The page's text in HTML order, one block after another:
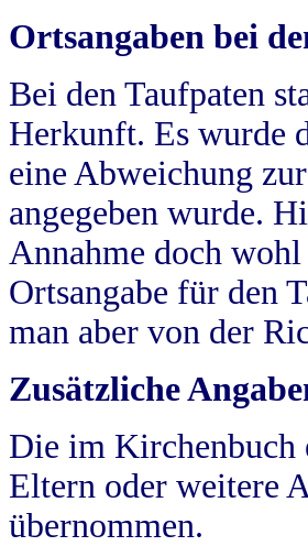
Ortsangaben bei
Bei den Taufpaten
Herkunft. Es wurde
eine Abweichung
angegeben wurde.
Annahme doch
Ortsangabe für den
man aber von der
Zusätzliche
Die im Kirchenbuch
Eltern oder weitere
übernommen.